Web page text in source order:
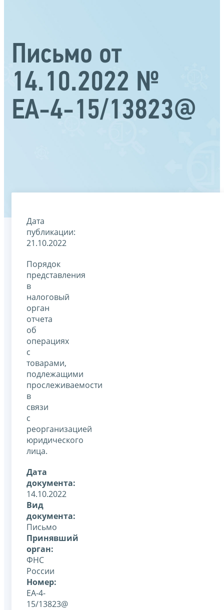
Письмо от
14.10.2022 №
ЕА-4-15/13823@
Дата
публикации:
21.10.2022
Порядок
представления
в
налоговый
орган
отчета
об
операциях
с
товарами,
подлежащими
прослеживаемости
в
связи
с
реорганизацией
юридического
лица.
Дата
документа:
14.10.2022
Вид
документа:
Письмо
Принявший
орган:
ФНС
России
Номер:
ЕА-4-
15/13823@